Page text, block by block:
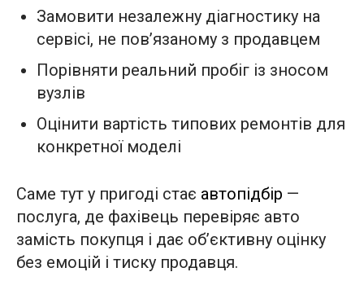
Замовити незалежну діагностику на
сервісі, не пов’язаному з продавцем
Порівняти реальний пробіг із зносом
вузлів
Оцінити вартість типових ремонтів для
конкретної моделі
Саме тут у пригоді стає автопідбір —
послуга, де фахівець перевіряє авто
замість покупця і дає об’єктивну оцінку
без емоцій і тиску продавця.